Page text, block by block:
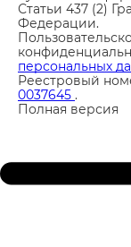
Статьи 437 (2)
Федерации.
персональных
Реестровый
0037645 .
Полная версия